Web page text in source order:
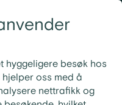
hyggeligere besøk hos
oss med å
nettrafikk og
på lån
ditt må du bruke
Ønsker du i
skriv «Til